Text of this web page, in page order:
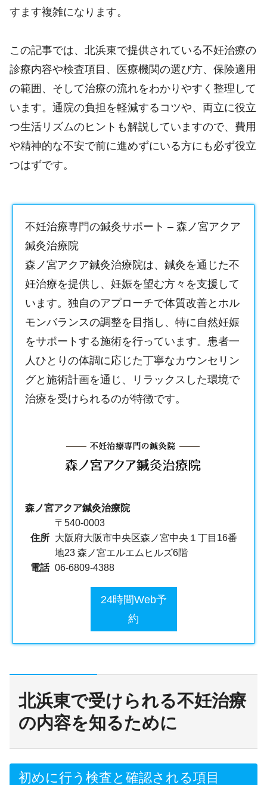
すます複雑になります。
この記事では、北浜東で提供されている不妊治療の
診療内容や検査項目、医療機関の選び方、保険適用
の範囲、そして治療の流れをわかりやすく整理して
います。通院の負担を軽減するコツや、両立に役立
つ生活リズムのヒントも解説していますので、費用
や精神的な不安で前に進めずにいる方にも必ず役立
つはずです。
不妊治療専門の鍼灸サポート – 森ノ宮アクア
鍼灸治療院
森ノ宮アクア鍼灸治療院は、鍼灸を通じた不
妊治療を提供し、妊娠を望む方々を支援して
います。独自のアプローチで体質改善とホル
モンバランスの調整を目指し、特に自然妊娠
をサポートする施術を行っています。患者一
人ひとりの体調に応じた丁寧なカウンセリン
グと施術計画を通じ、リラックスした環境で
治療を受けられるのが特徴です。
森ノ宮アクア鍼灸治療院
住所
〒540-0003
大阪府大阪市中央区森ノ宮中央１丁目16番
地23 森ノ宮エルエムヒルズ6階
電話 06-6809-4388
24時間Web予
約
北浜東で受けられる不妊治療
の内容を知るために
初めに行う検査と確認される項目